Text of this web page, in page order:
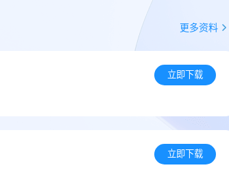
更多资料
立即下载
立即下载